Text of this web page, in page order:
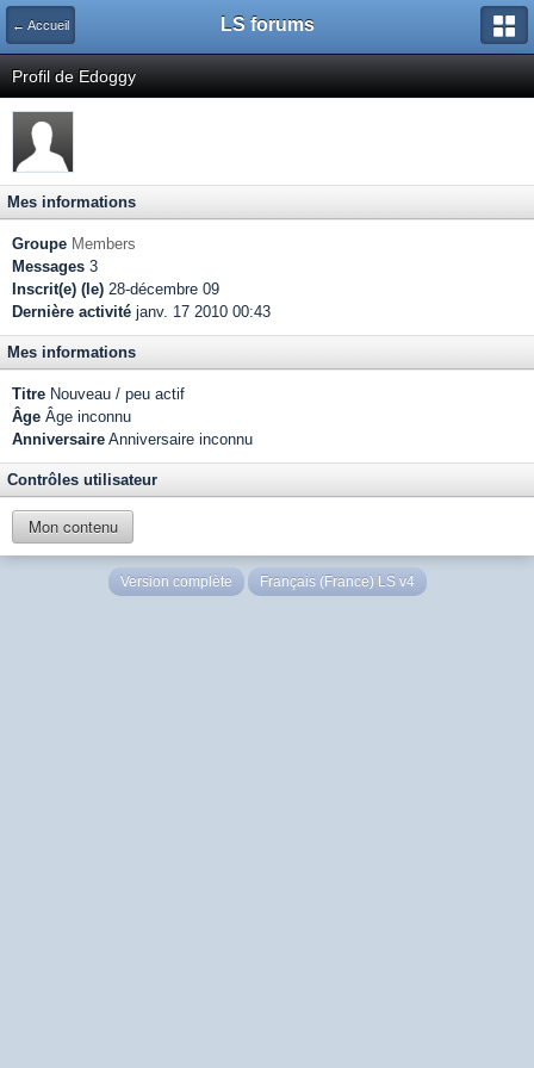
← Accueil LS forums
Profil de Edoggy
Mes informations
Groupe Members
Messages 3
Inscrit(e) (le) 28-décembre 09
Dernière activité janv. 17 2010 00:43
Mes informations
Titre Nouveau / peu actif
Âge Âge inconnu
Anniversaire Anniversaire inconnu
Contrôles utilisateur
Mon contenu
Version complète Français (France) LS v4